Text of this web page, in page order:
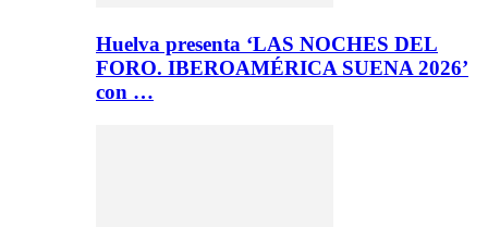
Huelva presenta ‘LAS NOCHES DEL
FORO. IBEROAMÉRICA SUENA 2026’
con …